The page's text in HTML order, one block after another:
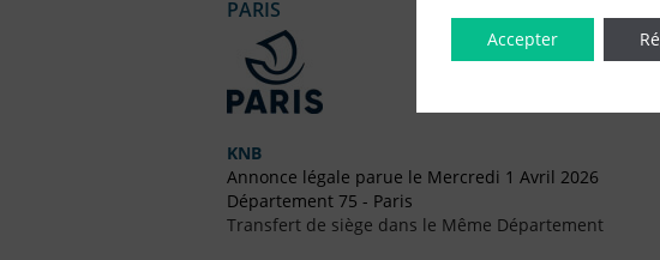
PARIS
KNB
Annonce légale parue le Mercredi 1 Avril 2026
Département 75 - Paris
Transfert de siège dans le Même Département
Accepter